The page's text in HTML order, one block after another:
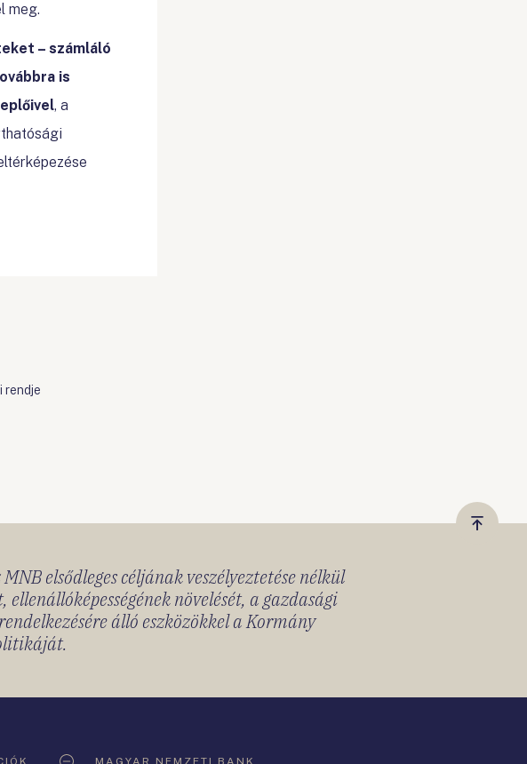
meg.
– számláló
is
, a
rendje
Vissza
elsődleges céljának veszélyeztetése nélkül
növelését, a gazdasági
álló eszközökkel a Kormány
MAGYAR NEMZETI BANK